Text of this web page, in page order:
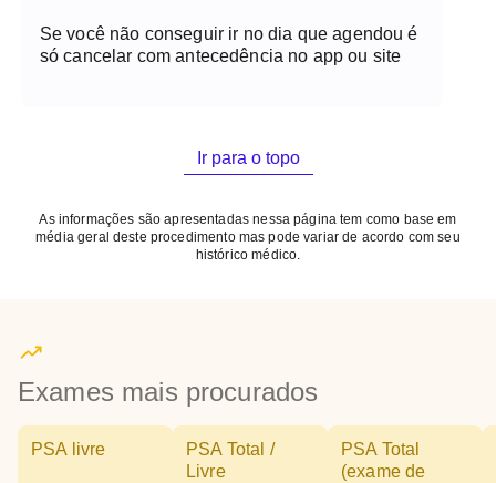
Se você não conseguir ir no dia que agendou é
só cancelar com antecedência no app ou site
Ir para o topo
As informações são apresentadas nessa página tem como base em
média geral deste procedimento mas pode variar de acordo com seu
histórico médico.
Exames mais procurados
PSA livre
PSA Total /
Livre
PSA Total
(exame de